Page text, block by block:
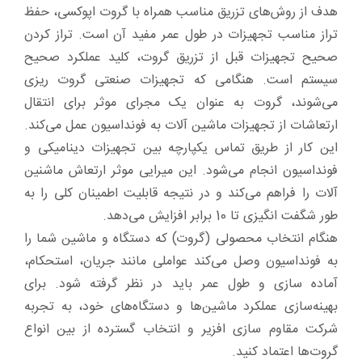
هدف از روش‌های تزریق مناسب همراه با گروت اپوکسی، حفظ
تراز مناسب تجهیزات در طول عمر مفید آن است. تراز کردن
صحیح تجهیزات قبل از تزریق گروت، کلید عملکرد صحیح
سیستم است. هنگامی که تجهیزات صنعتی گروت ریزی
می‌شوند، گروت به عنوان یک مجرای موثر برای انتقال
ارتعاشات از تجهیزات ماشین آلات به فونداسیون عمل می‌کند.
این کار از طریق تماس یکپارچه بین تجهیزات دینامیکی و
فونداسیون انجام می‌شود. این میرایی موثر ارتعاش ماشنین
آلات را فراهم می‌کند و در نتیجه قابلیت اطمینان کلی را به
طور شگفت انگیزی تا 10 برابر افزایش می‌دهد.
هنگام انتخاب محصولی (گروت) که دستگاه و ماشین شما را
به فونداسیون وصل می‌کند عواملی مانند جریان، استحکام،
آماده سازی و طول عمر باید در نظر گرفته شود. برای
بهینه‌سازی عملکرد ماشین‌ها و دستگاه‌های خود، به تجربه
شرکت مقاوم سازی افزیر و انتخاب گسترده از بین انواع
گروت‌ها اعتماد کنید.